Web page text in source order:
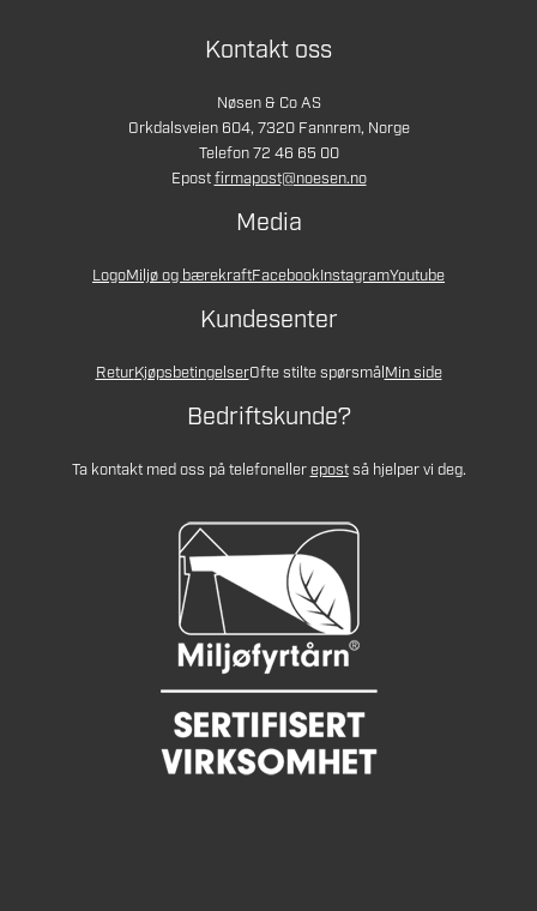
Kontakt oss
Nøsen & Co AS
Orkdalsveien 604, 7320 Fannrem, Norge
Telefon 72 46 65 00
Epostfirmapost@noesen.no
Media
LogoMiljø og bærekraftFacebookInstagramYoutube
Kundesenter
ReturKjøpsbetingelserOfte stilte spørsmålMin side
Bedriftskunde?
Ta kontakt med oss på telefonellerepostså hjelper vi deg.